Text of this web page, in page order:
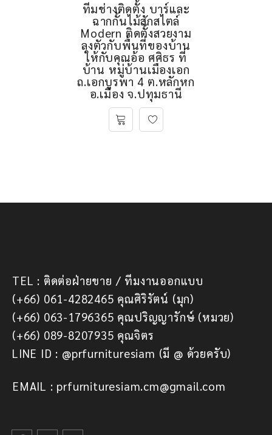
ทีมช่างติดตั้ง บาร์และ
ฉากกั้นไม้สักสไตล์
Modern ติดตั้งสวยงาม
ลงตัวกับพื้นที่ของบ้าน
ให้กับคุณอ้อ ศศิธร ที่
บ้าน หมู่บ้านเมืองเอก
ถ.เอกบูรพา 4 ต.หลักหก
อ.เมือง จ.ปทุมธานี
TEL : ติดต่อฝ่ายขาย / ทีมงานออกแบบ
(+66) 061-4282465 คุณศิริรัตน์ (มุก)
(+66) 063-1796365 คุณปริญญารักษ์ (หมวย)
(+66) 089-8207935 คุณจิตร
LINE ID : @prfurnituresiam (มี @ ด้วยครับ)
EMAIL : prfurnituresiam.cm@gmail.com